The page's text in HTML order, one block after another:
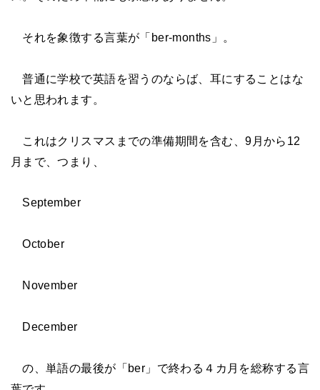
それを象徴する言葉が「ber-months 」。
普通に学校で英語を習うのならば、耳にすることはな
いと思われます。
これはクリスマスまでの準備期間を含む、9 月から 12
月まで、つまり、
September
October
November
December
の、単語の最後が「ber 」で終わる４カ月を総称する言